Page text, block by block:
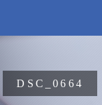
DSC_0664